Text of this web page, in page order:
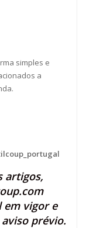
simples e
a
artigos,
em vigor e
prévio.